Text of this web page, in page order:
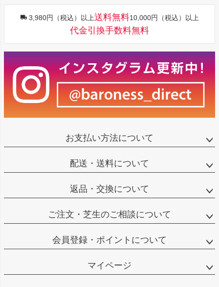
3,980円（税込）以上送料無料10,000円（税込）以上
代金引換手数料無料
お支払い方法について
配送・送料について
返品・交換について
ご注文・芝生のご相談について
会員登録・ポイントについて
マイページ